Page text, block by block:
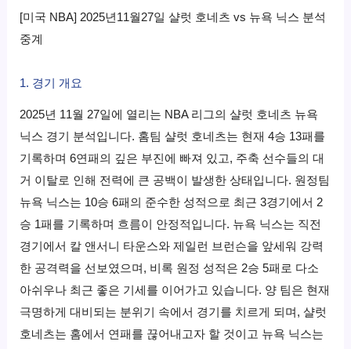
[미국 NBA] 2025년11월27일 샬럿 호네츠 vs 뉴욕 닉스 분석
중계
1. 경기 개요
2025년 11월 27일에 열리는 NBA 리그의 샬럿 호네츠 뉴욕
닉스 경기 분석입니다. 홈팀 샬럿 호네츠는 현재 4승 13패를
기록하며 6연패의 깊은 부진에 빠져 있고, 주축 선수들의 대
거 이탈로 인해 전력에 큰 공백이 발생한 상태입니다. 원정팀
뉴욕 닉스는 10승 6패의 준수한 성적으로 최근 3경기에서 2
승 1패를 기록하며 흐름이 안정적입니다. 뉴욕 닉스는 직전
경기에서 칼 앤서니 타운스와 제일런 브런슨을 앞세워 강력
한 공격력을 선보였으며, 비록 원정 성적은 2승 5패로 다소
아쉬우나 최근 좋은 기세를 이어가고 있습니다. 양 팀은 현재
극명하게 대비되는 분위기 속에서 경기를 치르게 되며, 샬럿
호네츠는 홈에서 연패를 끊어내고자 할 것이고 뉴욕 닉스는